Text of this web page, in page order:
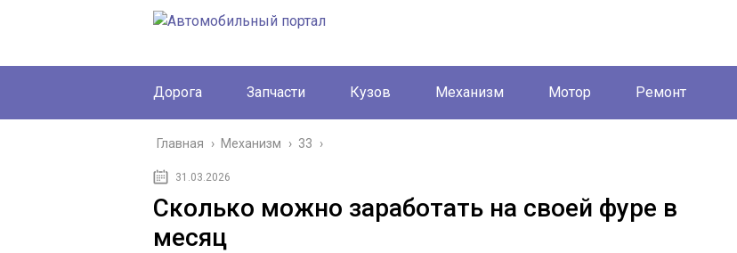
Дорога Запчасти Кузов Механизм Мотор Ремонт
Главная › Механизм › 33 ›
31.03.2026
Сколько можно заработать на своей фуре в
месяц